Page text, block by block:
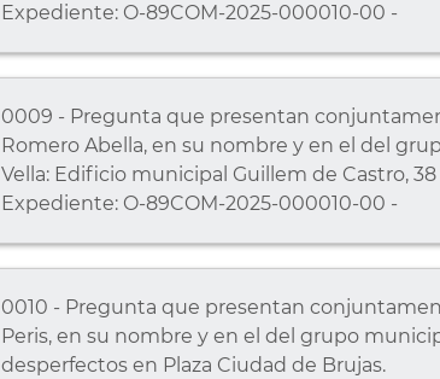
Expediente: O-89COM-2025-000010-00 -
0009 - Pregunta que presentan
Romero Abella, en su nombre y en el del
Vella: Edificio municipal Guillem de Castro, 38
Expediente: O-89COM-2025-000010-00 -
0010 - Pregunta que presentan
Peris, en su nombre y en el del grupo
desperfectos en Plaza Ciudad de Brujas.